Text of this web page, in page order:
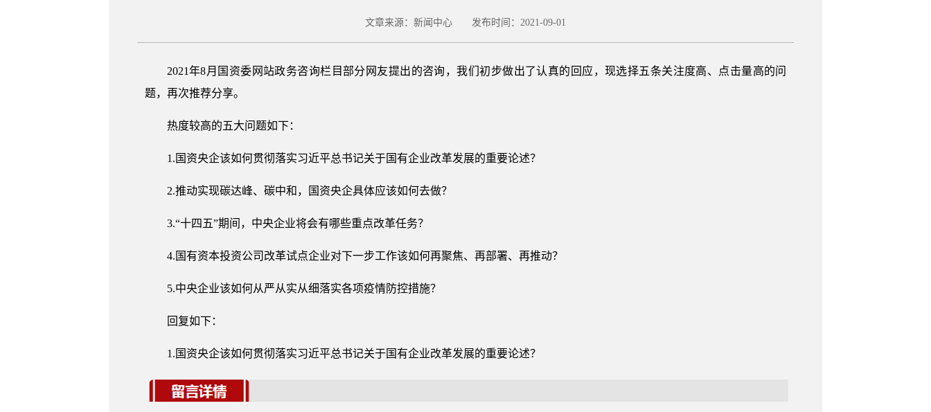
文章来源：新闻中心 发布时间：2021-09-01
2021年8月国资委网站政务咨询栏目部分网友提出的咨询，我们初步做出了认真的回应，现选择五条关注度高、点击量高的问
题，再次推荐分享。
热度较高的五大问题如下：
1.国资央企该如何贯彻落实习近平总书记关于国有企业改革发展的重要论述？
2.推动实现碳达峰、碳中和，国资央企具体应该如何去做？
3.“十四五”期间，中央企业将会有哪些重点改革任务？
4.国有资本投资公司改革试点企业对下一步工作该如何再聚焦、再部署、再推动？
5.中央企业该如何从严从实从细落实各项疫情防控措施？
回复如下：
1.国资央企该如何贯彻落实习近平总书记关于国有企业改革发展的重要论述？